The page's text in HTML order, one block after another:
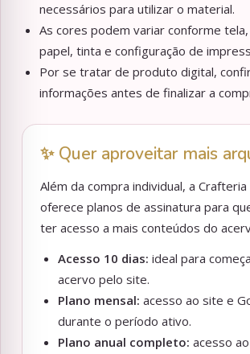
necessários para utilizar o material.
As cores podem variar conforme
papel, tinta e configuração de
Por se tratar de produto digital,
informações antes de finalizar a
✨ Quer aproveitar mais
Além da compra individual, a Crafteria
oferece planos de assinatura para
ter acesso a mais conteúdos do
Acesso 10 dias: ideal para
acervo pelo site.
Plano mensal: acesso ao site e
durante o período ativo.
Plano anual completo: acesso